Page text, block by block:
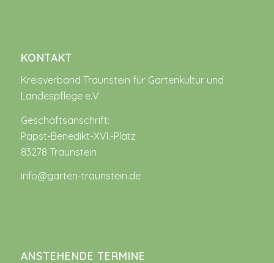
KONTAKT
Kreisverband Traunstein für Gartenkultur und
Landespflege e.V.
Geschäftsanschrift:
Papst-Benedikt-XVI.-Platz
83278 Traunstein
info@garten-traunstein.de
ANSTEHENDE TERMINE